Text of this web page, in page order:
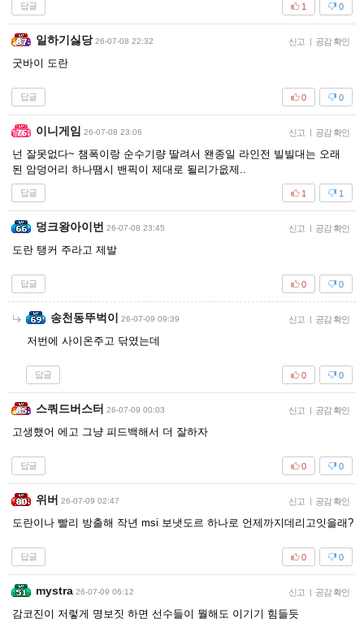
답글 0
1
일하기싫당 26-07-08 22:32 신고 공감 확인
굿바이 도란
답글 0
0
이니게임 26-07-08 23:06 신고 공감 확인
넌 잘못없다~ 챔폭이랑 순수기량 딸려서 왠종일 라인전 빌빌대는 오래
된 암덩어리 하나땜시 밴픽이 제대로 될리가읎제..
답글 1
1
덩크왕아이번 26-07-08 23:45 신고 공감 확인
도란 탱커 주라고 제발
답글 0
0
송천동뚜벅이 26-07-09 09:39 신고 공감 확인
저번에 사이온주고 닦였는데
답글 0
0
스쿼드버스터 26-07-09 00:03 신고 공감 확인
고생했어 에고 그냥 피드백해서 더 잘하자
답글 0
0
위버 26-07-09 02:47 신고 공감 확인
도란이나 빨리 방출해 작년 msi 보냇도르 하나로 언제까지데리고잇을래?
답글 0
0
mystra 26-07-09 06:12 신고 공감 확인
감코진이 저렇게 명보짓 하면 선수들이 뭘해도 이기기 힘들듯